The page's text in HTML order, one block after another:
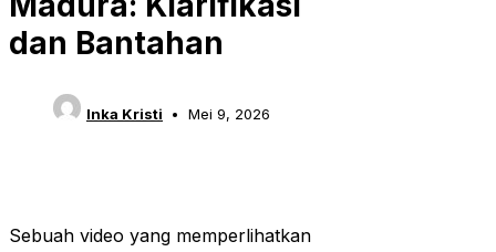
dan Bantahan
Inka Kristi Mei 9, 2026
Sebuah video yang memperlihatkan